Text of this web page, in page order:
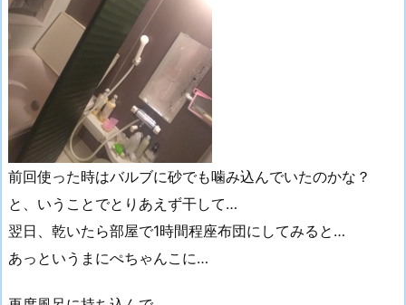
前回使った時はバルブに砂でも噛み込んでいたのかな？
と、いうことでとりあえず干して…
翌日、乾いたら部屋で1時間程座布団にしてみると…
あっというまにぺちゃんこに…